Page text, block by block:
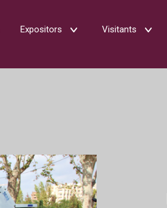
Expositors Visitants